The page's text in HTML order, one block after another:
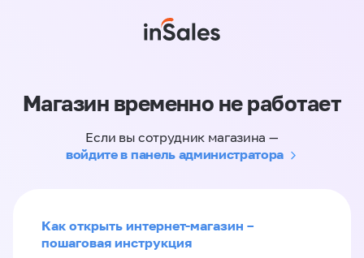
Магазин временно не работает
Если вы сотрудник магазина —
войдите в панель администратора
Как открыть интернет-магазин –
пошаговая инструкция